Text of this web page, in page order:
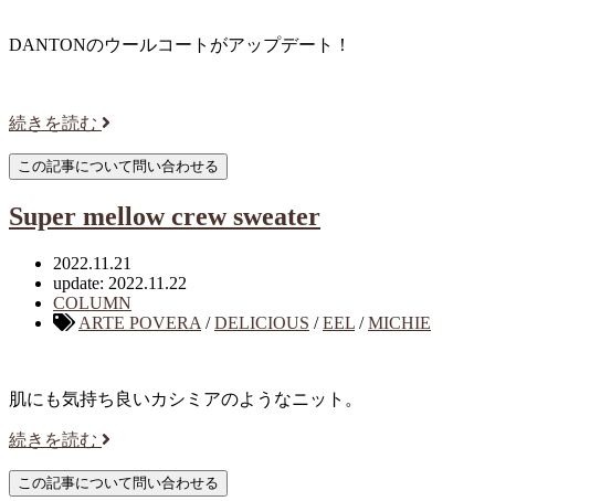
DANTONのウールコートがアップデート！
続きを読む
Super mellow crew sweater
2022.11.21
update: 2022.11.22
COLUMN
ARTE POVERA /DELICIOUS /EEL /MICHIE
肌にも気持ち良いカシミアのようなニット。
続きを読む